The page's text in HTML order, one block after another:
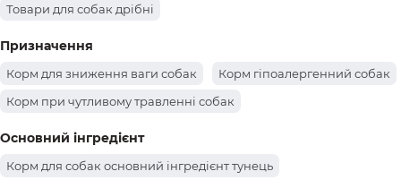
Товари для собак дрібні
Призначення
Корм для зниження ваги собак
Корм гіпоалергенний собак
Корм при чутливому травленні собак
Основний інгредієнт
Корм для собак основний інгредієнт тунець